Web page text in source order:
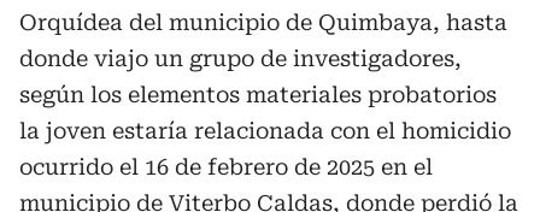
Orquídea del municipio de Quimbaya, hasta
donde viajo un grupo de investigadores,
según los elementos materiales probatorios
la joven estaría relacionada con el homicidio
ocurrido el 16 de febrero de 2025 en el
municipio de Viterbo Caldas, donde perdió la